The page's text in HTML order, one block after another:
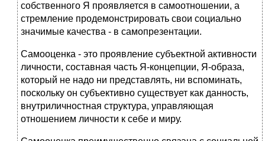
собственного Я проявляется в самоотношении, а
стремление продемонстрировать свои социально
значимые качества - в самопрезентации.
Самооценка - это проявление субъектной активности
личности, составная часть Я-концепции, Я-образа,
который не надо ни представлять, ни вспоминать,
поскольку он субъективно существует как данность,
внутриличностная структура, управляющая
отношением личности к себе и миру.